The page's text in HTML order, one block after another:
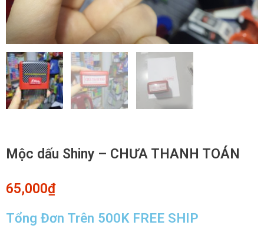
Mộc dấu Shiny – CHƯA THANH TOÁN
65,000₫
Tổng Đơn Trên 500K FREE SHIP